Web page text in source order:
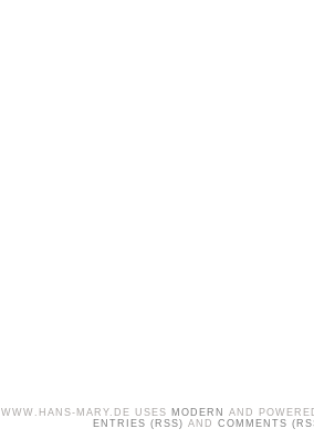
WWW.HANS-MARY.DE USES MODERN
AND
ENTRIES (RSS) AND COMMENTS